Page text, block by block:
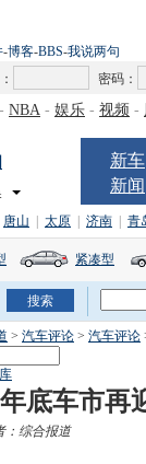
-博客-BBS-我说两句
密码：
- NBA - 娱乐 - 视频 -
新车
新闻
唐山 太原 济南 青
紧凑型
> 汽车评论 > 汽车评论
底车市再
：综合报道